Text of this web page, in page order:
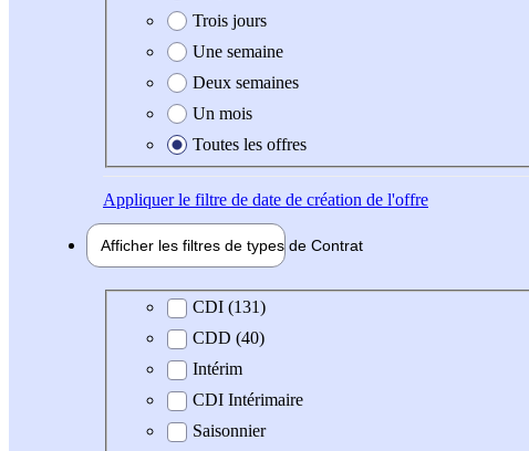
Trois jours
Une semaine
Deux semaines
Un mois
Toutes les offres
Appliquerle filtre de date de création de l'offre
Afficher les filtres de types de Contrat
Type de contratCDI (131)
CDD (40)
Intérim
CDI Intérimaire
Saisonnier